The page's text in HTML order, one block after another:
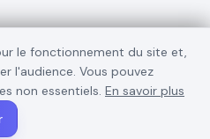
le fonctionnement du site et,
l'audience. Vous pouvez
non essentiels. En savoir plus